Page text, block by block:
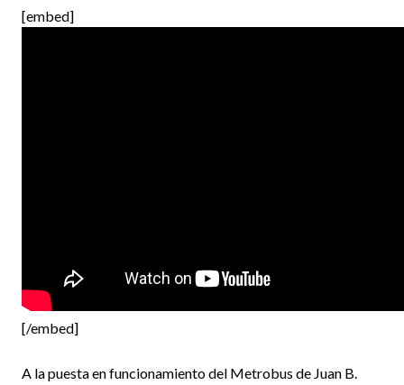
[embed]
[/embed]
A la puesta en funcionamiento del Metrobus de Juan B.